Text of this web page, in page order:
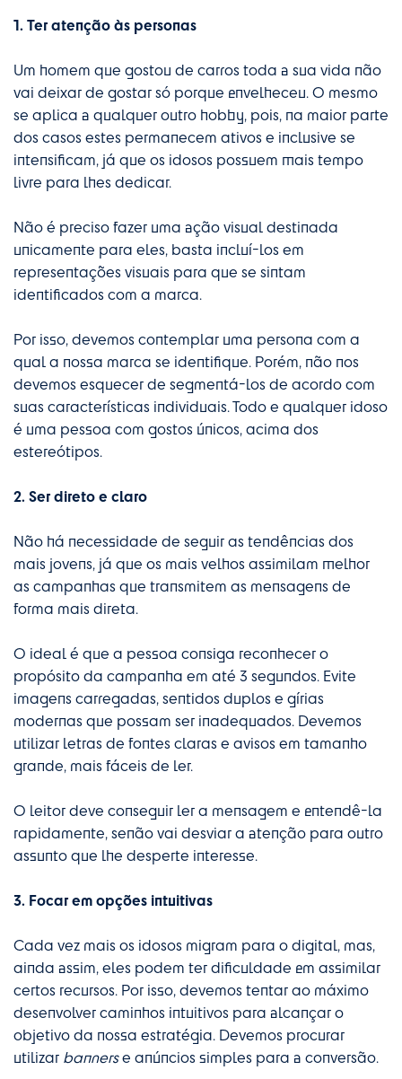
1. Ter atenção às personas
Um homem que gostou de carros toda a sua vida não
vai deixar de gostar só porque envelheceu. O mesmo
se aplica a qualquer outro hobby, pois, na maior parte
dos casos estes permanecem ativos e inclusive se
intensificam, já que os idosos possuem mais tempo
livre para lhes dedicar.
Não é preciso fazer uma ação visual destinada
unicamente para eles, basta incluí-los em
representações visuais para que se sintam
identificados com a marca.
Por isso, devemos contemplar uma persona com a
qual a nossa marca se identifique. Porém, não nos
devemos esquecer de segmentá-los de acordo com
suas características individuais. Todo e qualquer idoso
é uma pessoa com gostos únicos, acima dos
estereótipos.
2. Ser direto e claro
Não há necessidade de seguir as tendências dos
mais jovens, já que os mais velhos assimilam melhor
as campanhas que transmitem as mensagens de
forma mais direta.
O ideal é que a pessoa consiga reconhecer o
propósito da campanha em até 3 segundos. Evite
imagens carregadas, sentidos duplos e gírias
modernas que possam ser inadequados. Devemos
utilizar letras de fontes claras e avisos em tamanho
grande, mais fáceis de ler.
O leitor deve conseguir ler a mensagem e entendê-la
rapidamente, senão vai desviar a atenção para outro
assunto que lhe desperte interesse.
3. Focar em opções intuitivas
Cada vez mais os idosos migram para o digital, mas,
ainda assim, eles podem ter dificuldade em assimilar
certos recursos. Por isso, devemos tentar ao máximo
desenvolver caminhos intuitivos para alcançar o
objetivo da nossa estratégia. Devemos procurar
utilizar bannerse anúncios simples para a conversão.